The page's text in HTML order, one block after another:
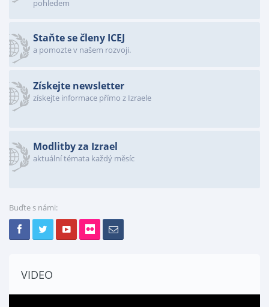
pohledem
Staňte se členy ICEJ
a pomozte v našem rozvoji.
Získejte newsletter
získejte informace přímo z Izraele
Modlitby za Izrael
aktuální témata každý měsíc
Buďte s námi:
VIDEO